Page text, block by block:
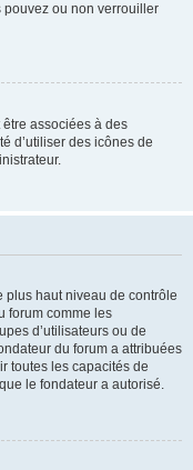
pouvez ou non verrouiller
associées à des
d’utiliser des icônes de
plus haut niveau de contrôle
forum comme les
d’utilisateurs ou de
du forum a attribuées
toutes les capacités de
le fondateur a autorisé.